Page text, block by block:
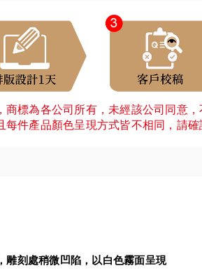
標為各公司所有，未經該公司同意
每件產品顏色呈現方式皆不相同，請
刻處稍微凹陷，以白色霧面呈現